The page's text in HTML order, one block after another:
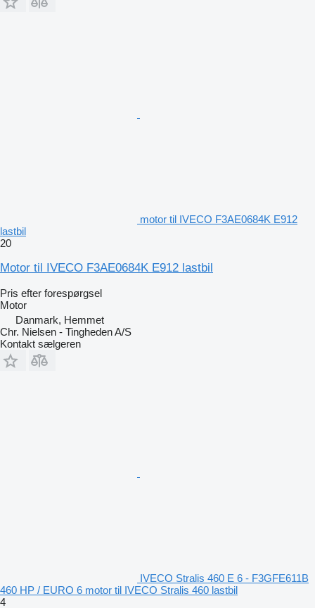
motor til IVECO F3AE0684K E912
lastbil
20
Motor til IVECO F3AE0684K E912 lastbil
Pris efter forespørgsel
Motor
Danmark, Hemmet
Chr. Nielsen - Tingheden A/S
Kontakt sælgeren
IVECO Stralis 460 E 6 - F3GFE611B
460 HP / EURO 6 motor til IVECO Stralis 460 lastbil
4